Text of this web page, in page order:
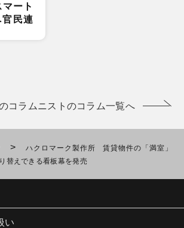
ート
民連
コラムニストのコラム一覧へ
>
ハクロマーク製作所 賃貸物件の「満室」
替えできる看板幕を発売
い